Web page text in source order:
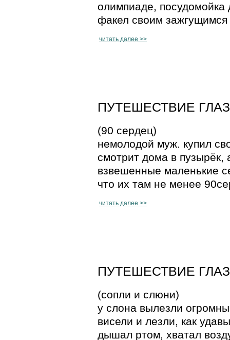
олимпиаде,
факел своим зажгущимся
читать далее >>
ПУТЕШЕСТВИЕ
(90 сердец)
немолодой муж. купил
смотрит дома в пузырёк,
взвешенные маленькие
что их там не менее
читать далее >>
ПУТЕШЕСТВИЕ
(сопли и слюни)
у слона вылезли
висели и лезли, как
дышал ртом, хватал